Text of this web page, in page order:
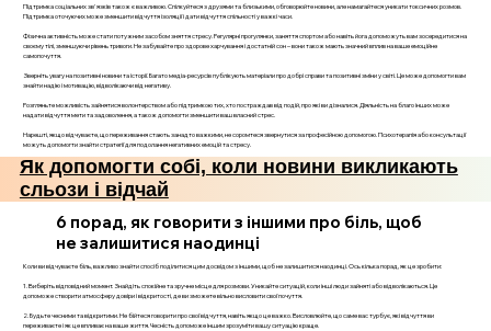
Підтримка соціальних зв'язків також є важливою. Спілкуйтеся з друзями та близькими, обговорюйте новини, але намагайтеся уникати токсичних розмов.
Підтримка оточуючих може зменшити відчуття ізоляції і дати відчуття спільності у важкі часи.
Фізична активність може стати потужним засобом зняття стресу. Регулярні прогулянки, заняття спортом або навіть йога допоможуть вам зосередитися на
своєму тілі, зменшуючи рівень тривоги. Не забувайте про здорове харчування і достатній сон – вони також мають значний вплив на ваше емоційне
самопочуття.
Зверніть увагу на позитивні новини та історії. Багато медіа-ресурсів публікують матеріали про добрі справи та позитивні зміни у світі. Це може допомогти вам
знайти надію і мотивацію, відволікаючи від негативу.
Розгляньте можливість зайнятися волонтерством або підтримкою тих, хто постраждав від подій, про які ви дізналися. Діяльність на благо інших може
надати відчуття мети та задоволення, а також допомогти зменшити ваш власний стрес.
Нарешті, якщо відчуваєте, що переживання стають занадто важкими, не соромтеся звернутися за професійною допомогою. Психотерапія або консультації
можуть допомогти знайти стратегії для подолання негативних емоцій та стресу.
Як допомогти собі, коли новини викликають
сльози і відчай
6 порад, як говорити з іншими про біль, щоб
не залишитися наодинці
Коли ви відчуваєте біль, важливо знайти спосіб поділитися цим досвідом з іншими, щоб не залишитися наодинці. Ось кілька порад, як це зробити:
1. Виберіть відповідний момент. Знайдіть спокійне та зручне місце для розмови. Уникайте ситуацій, коли інші люди зайняті або відволікаються. Це
допоможе створити атмосферу довіри і відкритості, де ви зможете вільно висловити свої почуття.
2. Будьте чесними та відкритими. Не бійтеся говорити про свої відчуття, навіть якщо це важко. Висловлюйте, що саме вас турбує, які відчуття ви
переживаєте і як це впливає на ваше життя. Чесність допоможе іншим зрозуміти вашу ситуацію краще.